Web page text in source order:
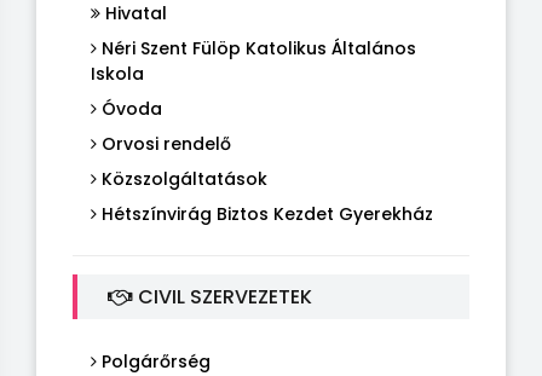
Hivatal
Néri Szent Fülöp Katolikus Általános
Iskola
Óvoda
Orvosi rendelő
Közszolgáltatások
Hétszínvirág Biztos Kezdet Gyerekház
CIVIL SZERVEZETEK
Polgárőrség